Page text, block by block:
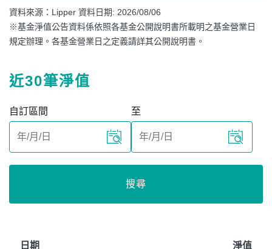
資料來源：Lipper 資料日期: 2026/08/06
※基金淨值公告資料係依照各基金公開說明書所載明之基金營業日
規定辦理。各基金營業日之定義請詳其公開說明書。
近30筆淨值
自訂區間 至
搜尋
日期 淨值